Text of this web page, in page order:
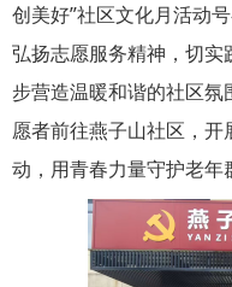
创美好”社区文化月活动
弘扬志愿服务精神，切
步营造温暖和谐的社区
愿者前往燕子山社区，
动，用青春力量守护老年